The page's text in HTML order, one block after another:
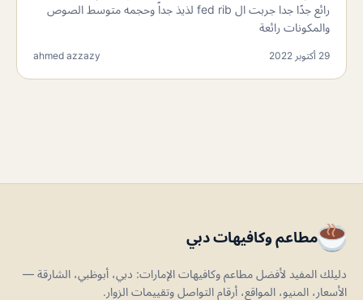
رائع جدًا جدا جربت ال fed rib لذيذ جداً وحجمه متوسط الصوص
والمكونات رائعة
29 أكتوبر 2022 ahmed azzazy
مطاعم وكافيهات دبي
دليلك المفيد لأفضل مطاعم وكافيهات الإمارات: دبي، أبوظبي، الشارقة —
الأسعار، المنيو، المواقع، أرقام التواصل وتقييمات الزوار.